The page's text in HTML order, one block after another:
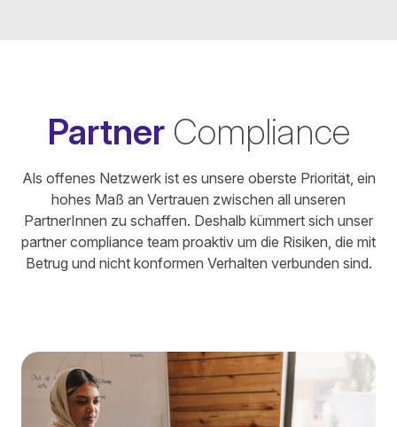
PartnerCompliance
Als offenes Netzwerk ist es unsere oberste Priorität, ein
hohes Maß an Vertrauen zwischen all unseren
PartnerInnen zu schaffen. Deshalb kümmert sich unser
partner compliance team proaktiv um die Risiken, die mit
Betrug und nicht konformen Verhalten verbunden sind.